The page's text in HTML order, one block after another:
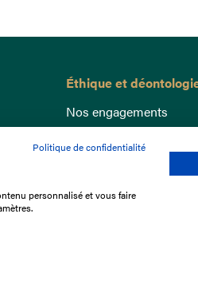
Éthique et
Nos engagements
Lutte anti-dopage
Bien être equin
Index Egalité
Jeu responsable
Politique de confidentialité
personnalisé et vous faire